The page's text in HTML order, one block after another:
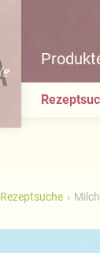
Rezeptsuche